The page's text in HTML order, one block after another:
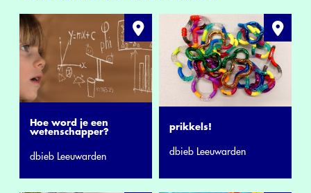
Hoe word je een
wetenschapper?
dbieb Leeuwarden
prikkels!
dbieb Leeuwarden